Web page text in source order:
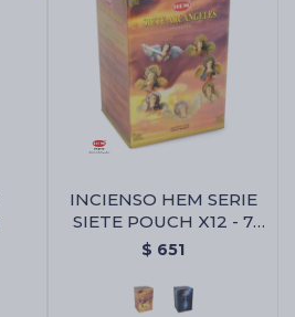
INCIENSO HEM SERIE
SIETE POUCH X12 - 7
Arcangeles
$ 651